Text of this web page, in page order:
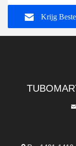
waterdicht
Corrosiebestendig
Krijg